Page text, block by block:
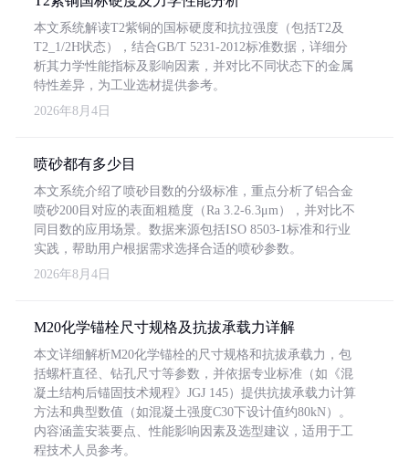
本文系统解读T2紫铜的国标硬度和抗拉强度（包括T2及
T2_1/2H状态），结合GB/T 5231-2012标准数据，详细分
析其力学性能指标及影响因素，并对比不同状态下的金属
特性差异，为工业选材提供参考。
2026年8月4日
喷砂都有多少目
本文系统介绍了喷砂目数的分级标准，重点分析了铝合金
喷砂200目对应的表面粗糙度（Ra 3.2-6.3μm），并对比不
同目数的应用场景。数据来源包括ISO 8503-1标准和行业
实践，帮助用户根据需求选择合适的喷砂参数。
2026年8月4日
M20化学锚栓尺寸规格及抗拔承载力详解
本文详细解析M20化学锚栓的尺寸规格和抗拔承载力，包
括螺杆直径、钻孔尺寸等参数，并依据专业标准（如《混
凝土结构后锚固技术规程》JGJ 145）提供抗拔承载力计算
方法和典型数值（如混凝土强度C30下设计值约80kN）。
内容涵盖安装要点、性能影响因素及选型建议，适用于工
程技术人员参考。